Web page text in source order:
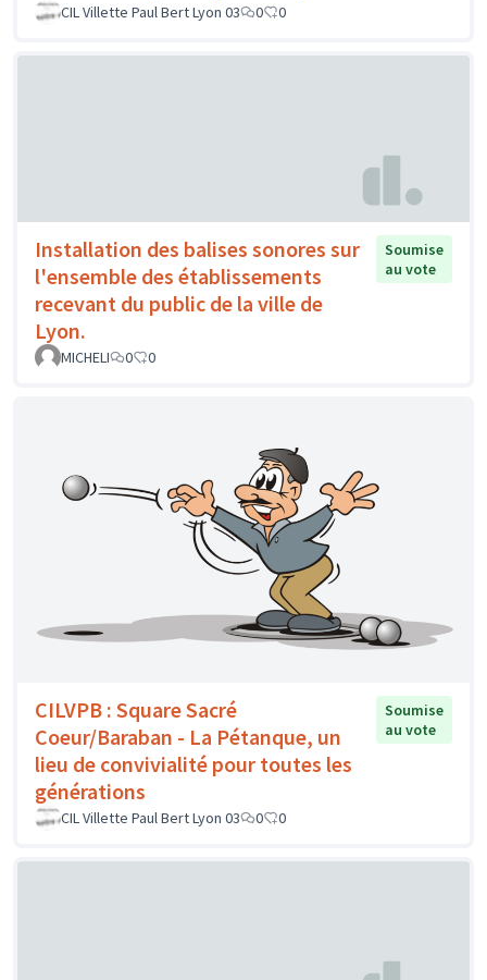
CIL Villette Paul Bert Lyon 03
0 0
Installation des balises sonores sur
l'ensemble des établissements
recevant du public de la ville de
Lyon.
Soumise
au vote
MICHELI 0 0
CILVPB : Square Sacré
Coeur/Baraban - La Pétanque, un
lieu de convivialité pour toutes les
générations
Soumise
au vote
CIL Villette Paul Bert Lyon 03 0 0